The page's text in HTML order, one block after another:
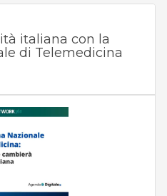
italiana con la
di Telemedicina